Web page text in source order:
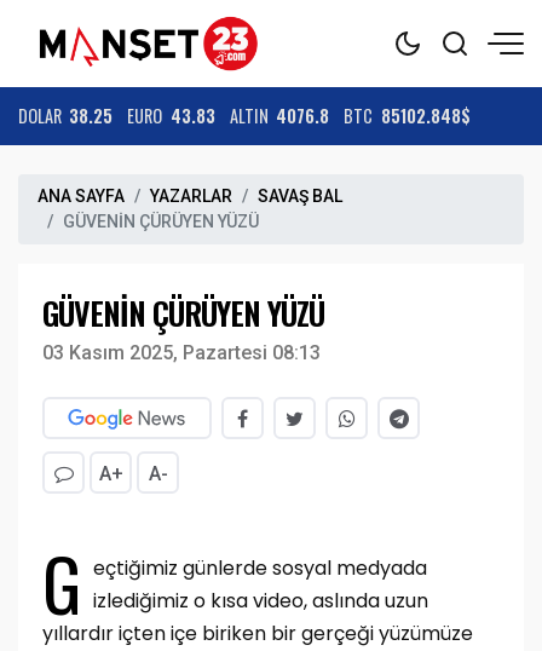
DOLAR 38.25 EURO 43.83 ALTIN 4076.8 BTC 85102.848$
ANA SAYFA YAZARLAR
SAVAŞ BAL
GÜVENİN ÇÜRÜYEN YÜZÜ
GÜVENİN ÇÜRÜYEN YÜZÜ
03 Kasım 2025, Pazartesi 08:13
A+ A-
G eçtiğimiz günlerde sosyal medyada
izlediğimiz o kısa video, aslında uzun
yıllardır içten içe biriken bir gerçeği yüzümüze